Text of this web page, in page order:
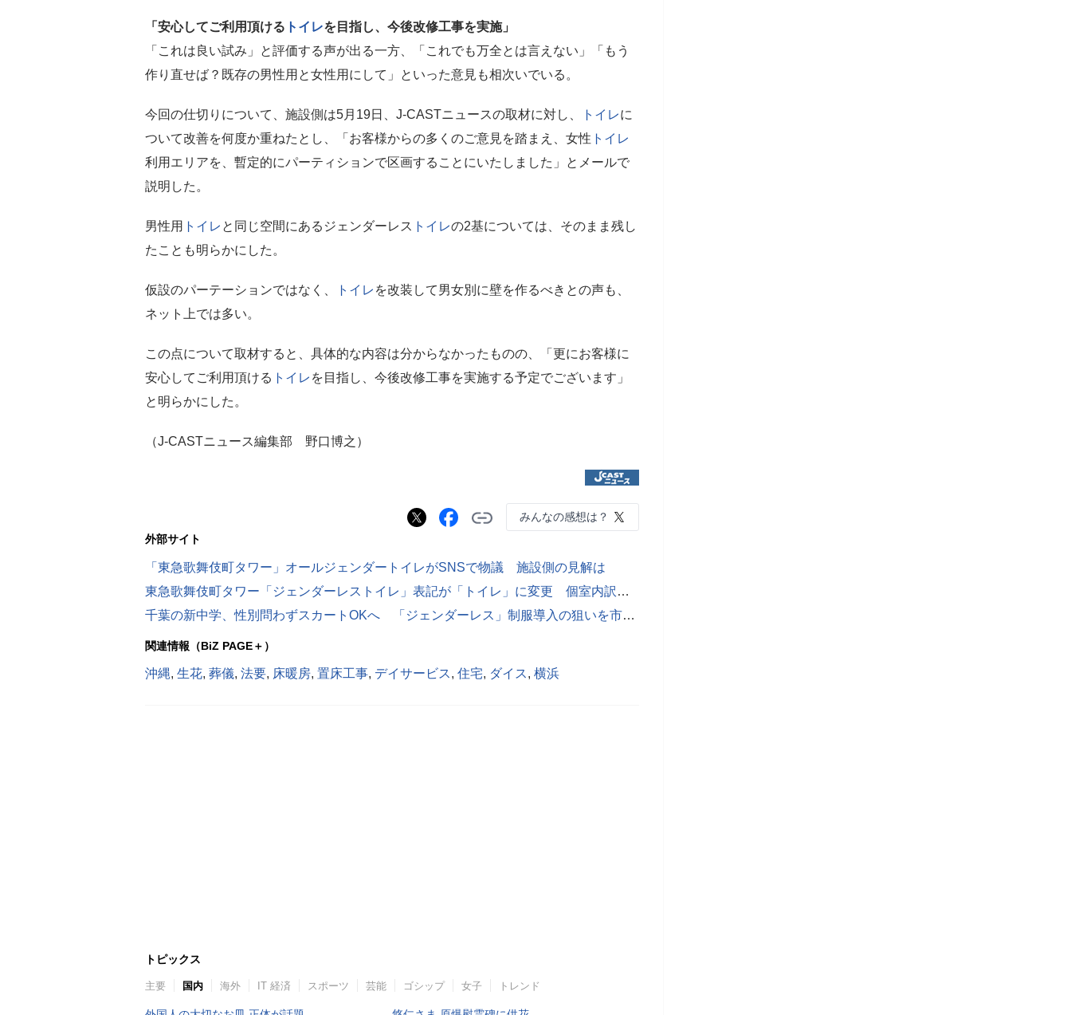
「安心してご利用頂ける トイレを目指し、今後改修工事を実施」
「これは良い試み」と評価する声が出る一方、「これでも万全とは言えない」「もう
作り直せば？既存の男性用と女性用にして」といった意見も相次いでいる。
今回の仕切りについて、施設側は5月19日、J-CASTニュースの取材に対し、 トイレに
ついて改善を何度か重ねたとし、「お客様からの多くのご意見を踏まえ、女性 トイレ
利用エリアを、暫定的にパーティションで区画することにいたしました」とメールで
説明した。
男性用 トイレ と同じ空間にあるジェンダーレス トイレの2基については、そのまま残し
たことも明らかにした。
仮設のパーテーションではなく、 トイレ を改装して男女別に壁を作るべきとの声も、
ネット上では多い。
この点について取材すると、具体的な内容は分からなかったものの、「更にお客様に
安心してご利用頂ける トイレ を目指し、今後改修工事を実施する予定でございます」
と明らかにした。
（J-CASTニュース編集部 野口博之）
みんなの感想は？
外部サイト
「東急歌舞伎町タワー」オールジェンダートイレがSNSで物議 施設側の見解は
東急歌舞伎町タワー「ジェンダーレストイレ」表記が「トイレ」に変更 個室内訳の見直しも実施
千葉の新中学、性別問わずスカートOKへ 「ジェンダーレス」制服導入の狙いを市教委に聞いた
関連情報（BiZ PAGE＋）
沖縄, 生花, 葬儀, 法要, 床暖房, 置床工事, デイサービス, 住宅, ダイス, 横浜
トピックス
主要 国内 海外 IT 経済 スポーツ 芸能 ゴシップ 女子 トレンド